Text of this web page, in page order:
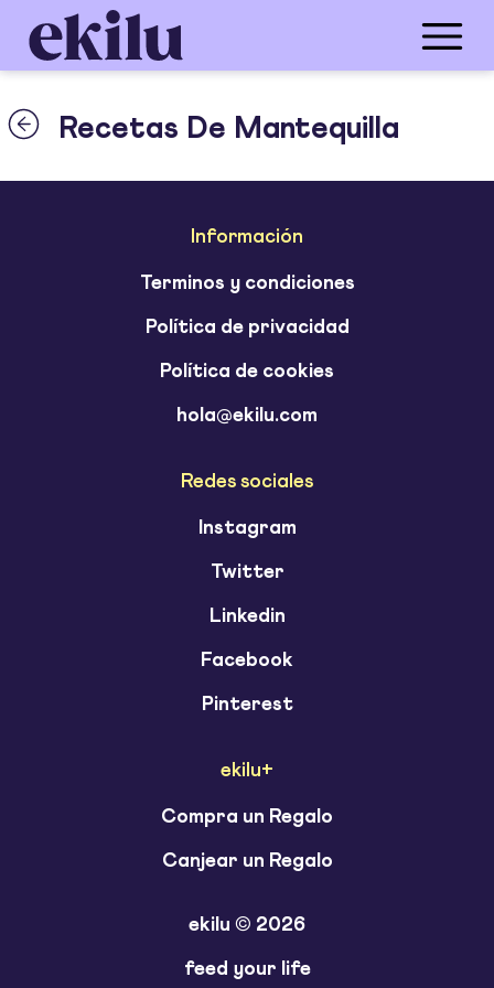
Recetas De Mantequilla
Información
Terminos y condiciones
Política de privacidad
Política de cookies
hola@ekilu.com
Redes sociales
Instagram
Twitter
Linkedin
Facebook
Pinterest
ekilu+
Compra un Regalo
Canjear un Regalo
ekilu © 2026
feed your life